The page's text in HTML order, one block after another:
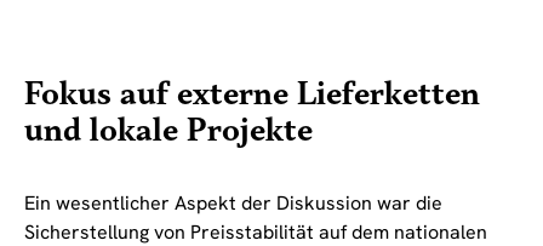
Fokus auf externe Lieferketten
und lokale Projekte
Ein wesentlicher Aspekt der Diskussion war die
Sicherstellung von Preisstabilität auf dem nationalen